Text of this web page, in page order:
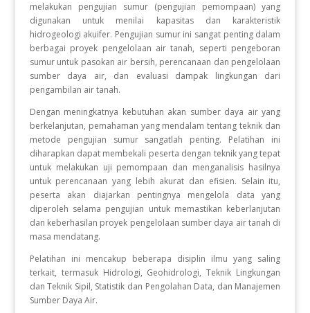
melakukan pengujian sumur (pengujian pemompaan) yang
digunakan untuk menilai kapasitas dan karakteristik
hidrogeologi akuifer. Pengujian sumur ini sangat penting dalam
berbagai proyek pengelolaan air tanah, seperti pengeboran
sumur untuk pasokan air bersih, perencanaan dan pengelolaan
sumber daya air, dan evaluasi dampak lingkungan dari
pengambilan air tanah.
Dengan meningkatnya kebutuhan akan sumber daya air yang
berkelanjutan, pemahaman yang mendalam tentang teknik dan
metode pengujian sumur sangatlah penting. Pelatihan ini
diharapkan dapat membekali peserta dengan teknik yang tepat
untuk melakukan uji pemompaan dan menganalisis hasilnya
untuk perencanaan yang lebih akurat dan efisien. Selain itu,
peserta akan diajarkan pentingnya mengelola data yang
diperoleh selama pengujian untuk memastikan keberlanjutan
dan keberhasilan proyek pengelolaan sumber daya air tanah di
masa mendatang.
Pelatihan ini mencakup beberapa disiplin ilmu yang saling
terkait, termasuk Hidrologi, Geohidrologi, Teknik Lingkungan
dan Teknik Sipil, Statistik dan Pengolahan Data, dan Manajemen
Sumber Daya Air.